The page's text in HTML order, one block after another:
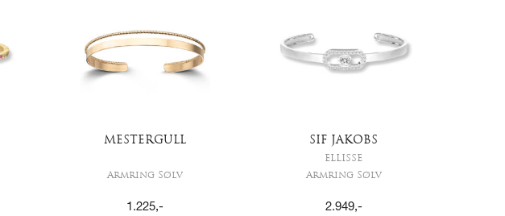
MESTERGULL
Armring Sølv
1.225,-
SIF JAKOBS
ELLISSE
Armring Sølv
2.949,-